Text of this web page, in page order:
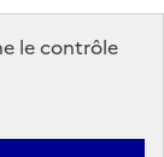
le contrôle